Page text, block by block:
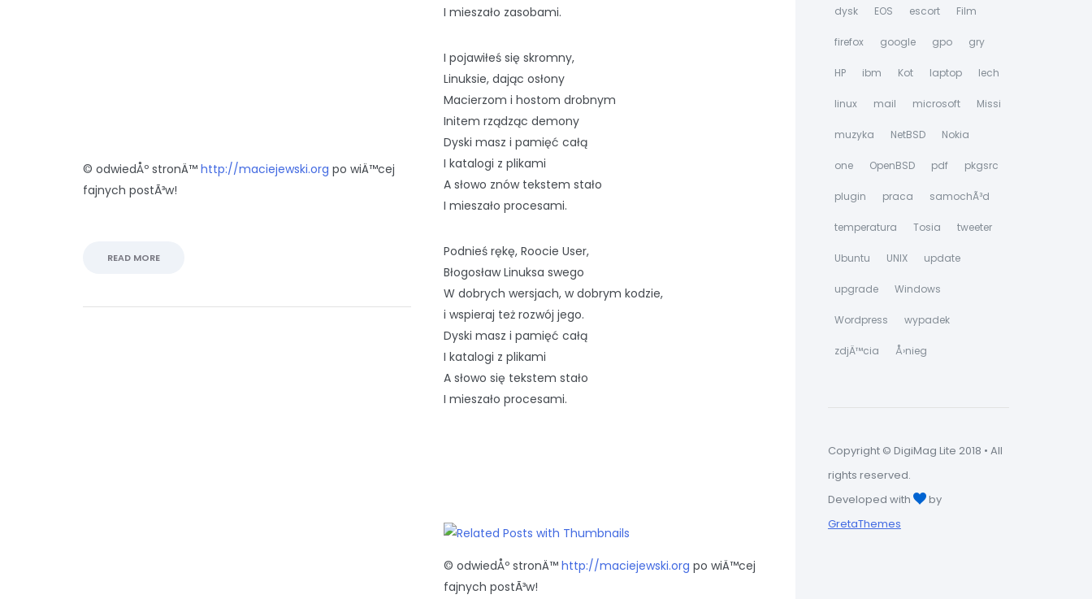
© odwiedÅº stronÄ™ http://maciejewski.org po wiÄ™cej
fajnych postÃ³w!
READ MORE
I mieszało zasobami.
I pojawiłeś się skromny,
Linuksie, dając osłony
Macierzom i hostom drobnym
Initem rządząc demony
Dyski masz i pamięć całą
I katalogi z plikami
A słowo znów tekstem stało
I mieszało procesami.
Podnieś rękę, Roocie User,
Błogosław Linuksa swego
W dobrych wersjach, w dobrym kodzie,
i wspieraj też rozwój jego.
Dyski masz i pamięć całą
I katalogi z plikami
A słowo się tekstem stało
I mieszało procesami.
© odwiedÅº stronÄ™ http://maciejewski.org po wiÄ™cej
fajnych postÃ³w!
dysk EOS escort Film
firefox google gpo gry
HP ibm Kot laptop lech
linux mail microsoft Missi
muzyka NetBSD Nokia
one OpenBSD pdf pkgsrc
plugin praca samochÃ³d
temperatura Tosia tweeter
Ubuntu UNIX update
upgrade Windows
Wordpress wypadek
zdjÄ™cia Å›nieg
Copyright © DigiMag Lite 2018 • All
rights reserved.
Developed with
by
GretaThemes